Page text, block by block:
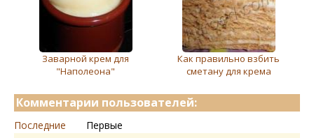
Заварной крем для
"Наполеона"
Как правильно взбить
сметану для крема
Комментарии пользователей:
Последние Первые